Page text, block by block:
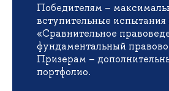
Победителям –
вступительные
«Сравнительное
фундаментальный
Призерам –
портфолио.